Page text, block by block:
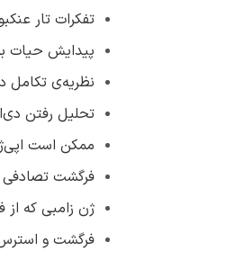
تفکرات تار
پیدایش حیات
نظریه‌ی تکامل
تحلیل رفتن
ممکن است
فرگشت تصادفی
ژن زامبی که
فرگشت و